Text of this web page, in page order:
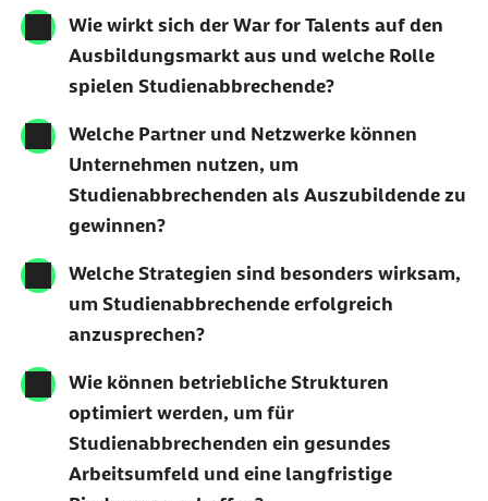
Wie wirkt sich der War for Talents auf den
Ausbildungsmarkt aus und welche Rolle
spielen Studienabbrechende?
Welche Partner und Netzwerke können
Unternehmen nutzen, um
Studienabbrechenden als Auszubildende zu
gewinnen?
Welche Strategien sind besonders wirksam,
um Studienabbrechende erfolgreich
anzusprechen?
Wie können betriebliche Strukturen
optimiert werden, um für
Studienabbrechenden ein gesundes
Arbeitsumfeld und eine langfristige